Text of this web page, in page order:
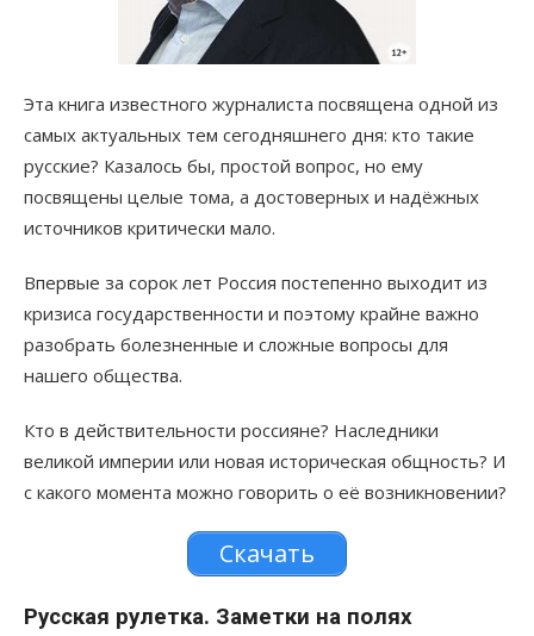
Эта книга известного журналиста посвящена одной из
самых актуальных тем сегодняшнего дня: кто такие
русские? Казалось бы, простой вопрос, но ему
посвящены целые тома, а достоверных и надёжных
источников критически мало.
Впервые за сорок лет Россия постепенно выходит из
кризиса государственности и поэтому крайне важно
разобрать болезненные и сложные вопросы для
нашего общества.
Кто в действительности россияне? Наследники
великой империи или новая историческая общность? И
с какого момента можно говорить о её возникновении?
Скачать
Русская рулетка. Заметки на полях